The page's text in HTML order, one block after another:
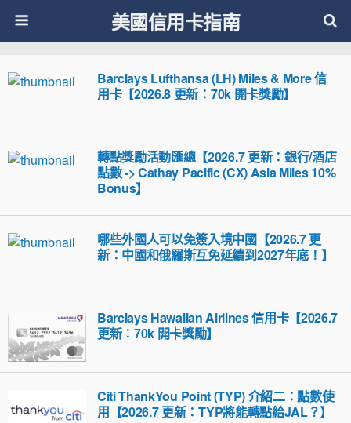
美國信用卡指南
Barclays Lufthansa (LH) Miles & More 信
用卡【2026.8 更新：70k 開卡獎勵】
轉點獎勵活動匯總【2026.7 更新：銀行/酒店
點數 -> Cathay Pacific (CX) Asia Miles 10%
Bonus】
哪些外國人可以免簽入境中國【2026.7 更
新：中國和俄羅斯互免延續到2027年底！】
Barclays Hawaiian Airlines 信用卡【2026.7
更新：70k 開卡獎勵】
Citi ThankYou Point (TYP) 介紹二：點數使
用【2026.7 更新：TYP將能轉點給JAL？】